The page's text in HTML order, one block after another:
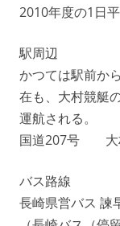
2010年度の1日
駅周辺
かつては駅前か
在も、大村競艇
運航される。
国道207号 大
バス路線
長崎県営バス 諫